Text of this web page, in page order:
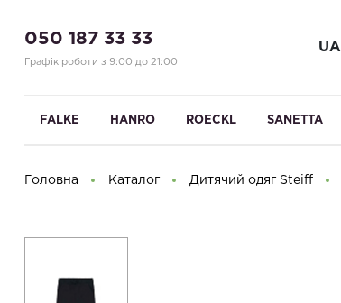
050 187 33 33
Графік роботи з 9:00 до 21:00
UA
FALKE HANRO ROECKL SANETTA
Головна Каталог Дитячий одяг Steiff